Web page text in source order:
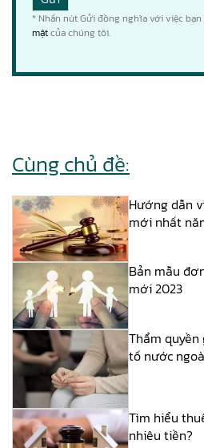
* Nhấn nút Gửi đồng nghĩa với việc bạn
mậtcủa chúng tôi.
Cùng chủ đề:
Hướng dẫn
mới nhất
Bản mẫu
mới 2023
Thẩm quyền
tố nước
Tìm hiểu
nhiêu tiền?